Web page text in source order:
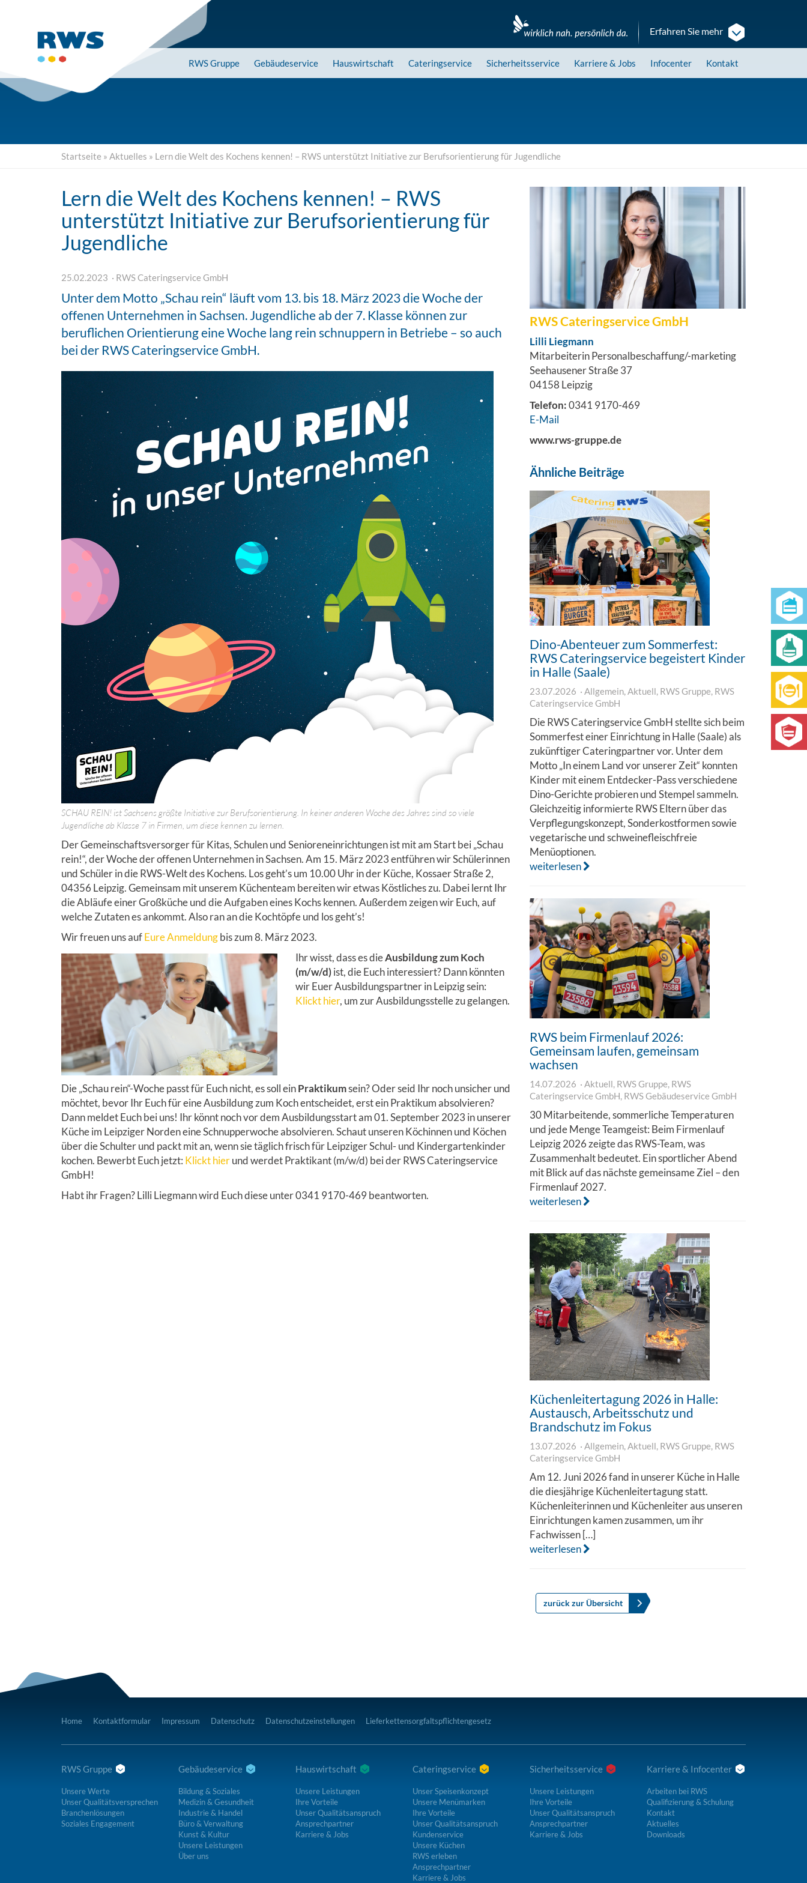
Erfahren Sie mehr
RWSGruppe Gebäudeservice Hauswirtschaft Cateringservice Sicherheitsservice Karriere& Jobs Infocenter Kontakt
Startseite » Aktuelles » Lern die Welt des Kochens kennen! – RWS unterstützt Initiative zur Berufsorientierung für Jugendliche
Lern die Welt des Kochens kennen! – RWS
unterstützt Initiative zur Berufsorientierung für
Jugendliche
25.02.2023 RWS Cateringservice GmbH
Unter dem Motto „Schau rein“ läuft vom 13. bis 18. März 2023 die Woche der
offenen Unternehmen in Sachsen. Jugendliche ab der 7. Klasse können zur
beruflichen Orientierung eine Woche lang rein schnuppern in Betriebe – so auch
bei der RWS Cateringservice GmbH.
SCHAU REIN! ist Sachsens größte Initiative zur Berufsorientierung. In keiner anderen Woche des Jahres sind so viele
Jugendliche ab Klasse 7 in Firmen, um diese kennen zu lernen.
Der Gemeinschaftsversorger für Kitas, Schulen und Senioreneinrichtungen ist mit am Start bei „Schau
rein!“, der Woche der offenen Unternehmen in Sachsen. Am 15. März 2023 entführen wir Schülerinnen
und Schüler in die RWS-Welt des Kochens. Los geht’s um 10.00 Uhr in der Küche, Kossaer Straße 2,
04356 Leipzig. Gemeinsam mit unserem Küchenteam bereiten wir etwas Köstliches zu. Dabei lernt Ihr
die Abläufe einer Großküche und die Aufgaben eines Kochs kennen. Außerdem zeigen wir Euch, auf
welche Zutaten es ankommt. Also ran an die Kochtöpfe und los geht’s!
Wir freuen uns aufEure Anmeldungbis zum 8. März 2023.
Ihr wisst, dass es dieAusbildung zum Koch
(m/w/d)ist, die Euch interessiert? Dann könnten
wir Euer Ausbildungspartner in Leipzig sein:
Klickt hier, um zur Ausbildungsstelle zu gelangen.
Die „Schau rein“-Woche passt für Euch nicht, es soll einPraktikumsein? Oder seid Ihr noch unsicher und
möchtet, bevor Ihr Euch für eine Ausbildung zum Koch entscheidet, erst ein Praktikum absolvieren?
Dann meldet Euch bei uns! Ihr könnt noch vor dem Ausbildungsstart am 01. September 2023 in unserer
Küche im Leipziger Norden eine Schnupperwoche absolvieren. Schaut unseren Köchinnen und Köchen
über die Schulter und packt mit an, wenn sie täglich frisch für Leipziger Schul- und Kindergartenkinder
kochen. Bewerbt Euch jetzt: Klickt hierund werdet Praktikant (m/w/d) bei der RWS Cateringservice
GmbH!
Habt ihr Fragen? Lilli Liegmann wird Euch diese unter 0341 9170-469 beantworten.
RWS Cateringservice GmbH
Lilli Liegmann
Mitarbeiterin Personalbeschaffung/-marketing
Seehausener Straße 37
04158 Leipzig
Telefon:0341 9170-469
E-Mail
www.rws-gruppe.de
Ähnliche Beiträge
Dino-Abenteuer zum Sommerfest:
RWS Cateringservice begeistert Kinder
in Halle (Saale)
23.07.2026 Allgemein Aktuell RWS Gruppe RWS
Cateringservice GmbH
Die RWS Cateringservice GmbH stellte sich beim
Sommerfest einer Einrichtung in Halle (Saale) als
zukünftiger Cateringpartner vor. Unter dem
Motto „In einem Land vor unserer Zeit“ konnten
Kinder mit einem Entdecker-Pass verschiedene
Dino-Gerichte probieren und Stempel sammeln.
Gleichzeitig informierte RWS Eltern über das
Verpflegungskonzept, Sonderkostformen sowie
vegetarische und schweinefleischfreie
Menüoptionen.
weiterlesen
RWS beim Firmenlauf 2026:
Gemeinsam laufen, gemeinsam
wachsen
14.07.2026 Aktuell RWS Gruppe RWS
Cateringservice GmbH RWS Gebäudeservice GmbH
30 Mitarbeitende, sommerliche Temperaturen
und jede Menge Teamgeist: Beim Firmenlauf
Leipzig 2026 zeigte das RWS-Team, was
Zusammenhalt bedeutet. Ein sportlicher Abend
mit Blick auf das nächste gemeinsame Ziel – den
Firmenlauf 2027.
weiterlesen
Küchenleitertagung 2026 in Halle:
Austausch, Arbeitsschutz und
Brandschutz im Fokus
13.07.2026 Allgemein Aktuell RWS Gruppe RWS
Cateringservice GmbH
Am 12. Juni 2026 fand in unserer Küche in Halle
die diesjährige Küchenleitertagung statt.
Küchenleiterinnen und Küchenleiter aus unseren
Einrichtungen kamen zusammen, um ihr
Fachwissen […]
weiterlesen
zurück zur Übersicht
Home Kontaktformular Impressum Datenschutz Datenschutzeinstellungen Lieferkettensorgfaltspflichtengesetz
RWS Gruppe
Unsere Werte
Unser Qualitätsversprechen
Branchenlösungen
Soziales Engagement
Gebäudeservice
Bildung & Soziales
Medizin & Gesundheit
Industrie & Handel
Büro & Verwaltung
Kunst & Kultur
Unsere Leistungen
Über uns
Hauswirtschaft
Unsere Leistungen
Ihre Vorteile
Unser Qualitätsanspruch
Ansprechpartner
Karriere & Jobs
Cateringservice
Unser Speisenkonzept
Unsere Menümarken
Ihre Vorteile
Unser Qualitätsanspruch
Kundenservice
Unsere Küchen
RWS erleben
Ansprechpartner
Karriere & Jobs
Sicherheitsservice
Unsere Leistungen
Ihre Vorteile
Unser Qualitätsanspruch
Ansprechpartner
Karriere & Jobs
Karriere & Infocenter
Arbeiten bei RWS
Qualifizierung & Schulung
Kontakt
Aktuelles
Downloads